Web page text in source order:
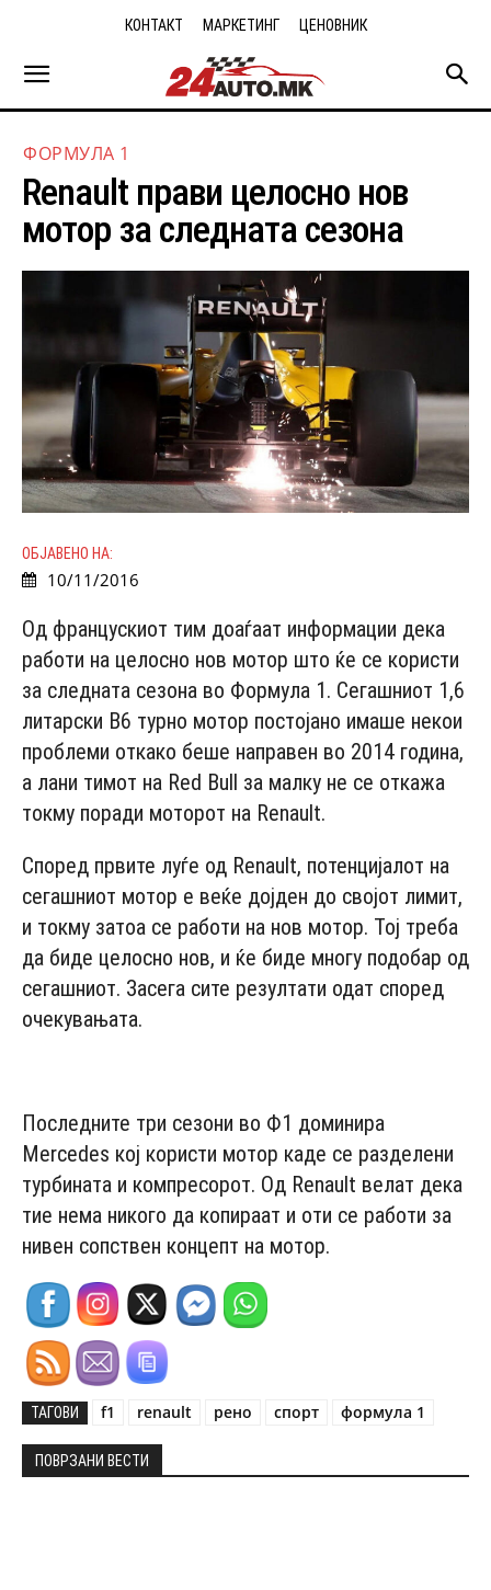
КОНТАКТ МАРКЕТИНГ ЦЕНОВНИК
ФОРМУЛА 1
Renault прави целосно нов
мотор за следната сезона
ОБЈАВЕНО НА:
10/11/2016
Од францускиот тим доаѓаат информации дека
работи на целосно нов мотор што ќе се користи
за следната сезона во Формула 1. Сегашниот 1,6
литарски В6 турно мотор постојано имаше некои
проблеми откако беше направен во 2014 година,
а лани тимот на Red Bull за малку не се откажа
токму поради моторот на Renault.
Според првите луѓе од Renault, потенцијалот на
сегашниот мотор е веќе дојден до својот лимит,
и токму затоа се работи на нов мотор. Тој треба
да биде целосно нов, и ќе биде многу подобар од
сегашниот. Засега сите резултати одат според
очекувањата.
Последните три сезони во Ф1 доминира
Mercedes кој користи мотор каде се разделени
турбината и компресорот. Од Renault велат дека
тие нема никого да копираат и оти се работи за
нивен сопствен концепт на мотор.
ТАГОВИ f1 renault рено спорт формула 1
ПОВРЗАНИ ВЕСТИ